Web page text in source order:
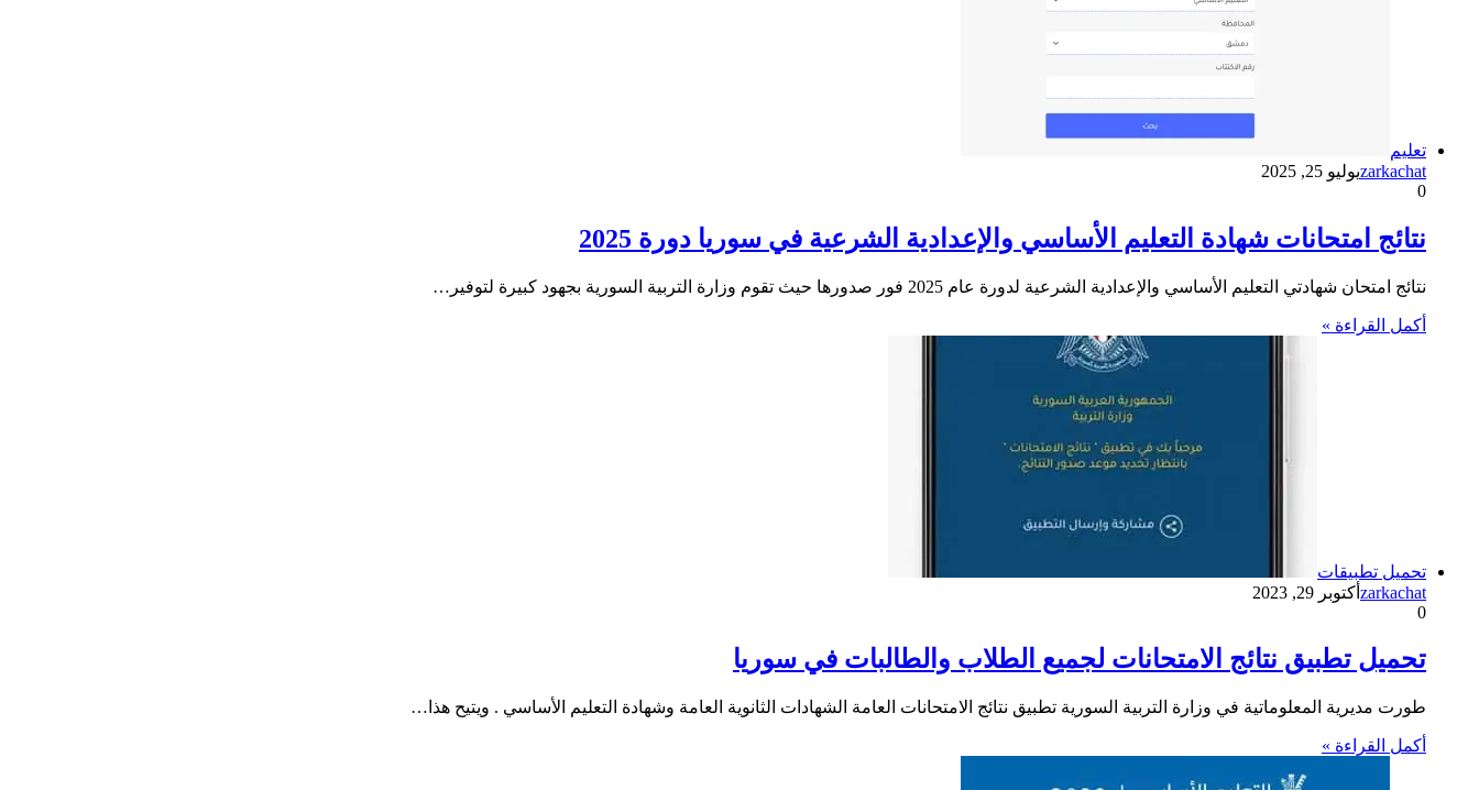
تعليم
zarkachatيوليو 25, 2025
0
نتائج امتحانات شهادة التعليم الأساسي والإعدادية الشرعية في سوريا دورة 2025
نتائج امتحان شهادتي التعليم الأساسي والإعدادية الشرعية لدورة عام 2025 فور صدورها حيث تقوم وزارة التربية السورية بجهود كبيرة لتوفير…
أكمل القراءة »
تحميل تطبيقات
zarkachat أكتوبر 29, 2023
0
تحميل تطبيق نتائج الامتحانات لجميع الطلاب والطالبات في سوريا
طورت مديرية المعلوماتية في وزارة التربية السورية تطبيق نتائج الامتحانات العامة الشهادات الثانوية العامة وشهادة التعليم الأساسي . ويتيح هذا…
أكمل القراءة »